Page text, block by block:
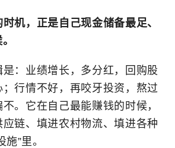
机，正是自己现金储备最足、
：业绩增长，多分红，回购股
行情不好，再咬牙投资，熬过
。它在自己最能赚钱的时候，
链、填进农村物流、填进各种
”里。